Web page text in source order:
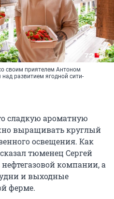
своим приятелем Антоном
развитием ягодной сити-
сладкую ароматную
выращивать круглый
освещения. Как
тюменец Сергей
компании, а
и выходные
ферме.